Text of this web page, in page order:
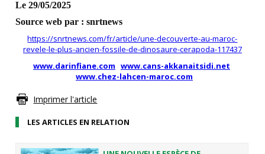
Le 29/05/2025
Source web par : snrtnews
https://snrtnews.com/fr/article/une-decouverte-au-maroc-
revele-le-plus-ancien-fossile-de-dinosaure-cerapoda-117437
www.darinfiane.com www.cans-akkanaitsidi.net
www.chez-lahcen-maroc.com
Imprimer l'article
LES ARTICLES EN RELATION